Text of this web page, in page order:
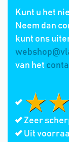
Kunt u het
Neem dan
kunt ons
van het
Zeer
Uit